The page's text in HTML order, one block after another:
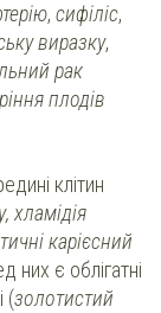
, сифіліс,
виразку,
рак
плодів
клітин
хламідія
карієсний
них є облігатні
(золотистий